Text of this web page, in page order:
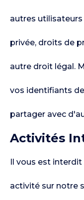
autres
privée, droits de
autre droit légal.
vos identifiants
partager avec
Activités
Il vous est
activité sur notre